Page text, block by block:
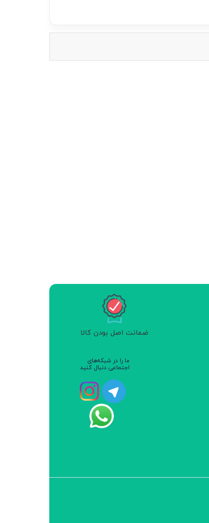
ضمانت اصل بودن کالا
ما را در شبکه‌های
اجتماعی دنبال کنید